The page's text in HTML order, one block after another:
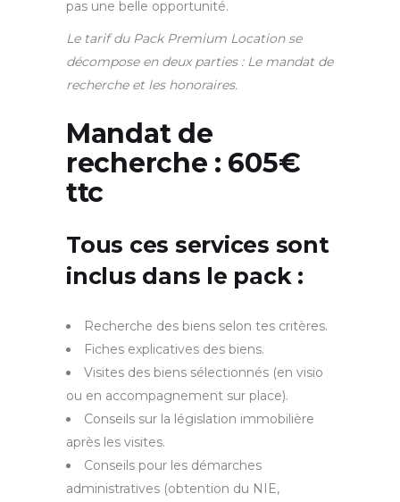
pas une belle opportunité.
Le tarif du Pack Premium Location se
décompose en deux parties : Le mandat de
recherche et les honoraires.
Mandat de
recherche : 605€
ttc
Tous ces services sont
inclus dans le pack :
Recherche des biens selon tes critères.
Fiches explicatives des biens.
Visites des biens sélectionnés (en visio
ou en accompagnement sur place).
Conseils sur la législation immobilière
après les visites.
Conseils pour les démarches
administratives (obtention du NIE,